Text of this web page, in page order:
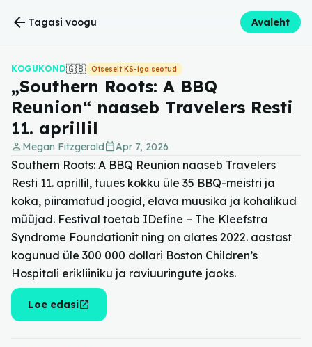
arrow_back Tagasi voogu Avaleht
KOGUKOND🇬🇧 Otseselt KS-iga seotud
„Southern Roots: A BBQ
Reunion“ naaseb Travelers Resti
11. aprillil
person Megan Fitzgeraldcalendar_todayApr 7, 2026
Southern Roots: A BBQ Reunion naaseb Travelers
Resti 11. aprillil, tuues kokku üle 35 BBQ-meistri ja
koka, piiramatud joogid, elava muusika ja kohalikud
müüjad. Festival toetab IDefine – The Kleefstra
Syndrome Foundationit ning on alates 2022. aastast
kogunud üle 300 000 dollari Boston Children’s
Hospitali erikliiniku ja raviuuringute jaoks.
Loe edasiopen_in_new